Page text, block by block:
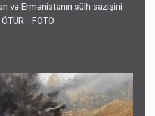
və Ermənistanın sülh sazişini
- FOTO